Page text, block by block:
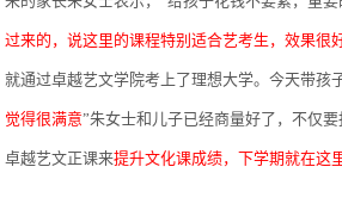
过来的，说这里的课程特别适合艺考生，效果很
就通过卓越艺文学院考上了理想大学。今天带孩
觉得很满意”朱女士和儿子已经商量好了，不仅
卓越艺文正课来提升文化课成绩，下学期就在这